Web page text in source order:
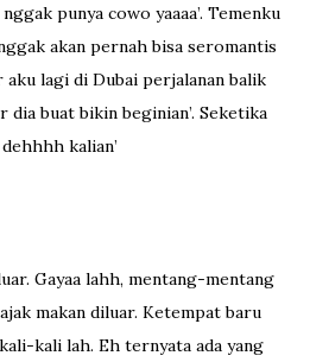
punya cowo yaaaa’. Temenku
akan pernah bisa seromantis
aku lagi di Dubai perjalanan balik
dia buat bikin beginian’. Seketika
kalian’
Gayaa lahh, mentang-mentang
makan diluar. Ketempat baru
kali lah. Eh ternyata ada yang